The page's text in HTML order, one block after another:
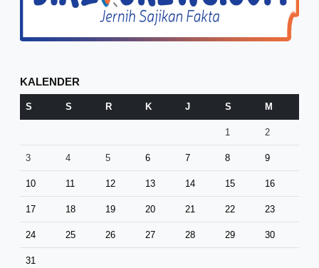
KALENDER
S S R K J S M
1 2
3 4 5 6 7 8 9
10 11 12 13 14 15 16
17 18 19 20 21 22 23
24 25 26 27 28 29 30
31